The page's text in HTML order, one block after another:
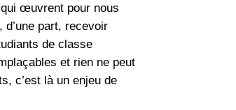
œuvrent pour nous
part, recevoir
de classe
et rien ne peut
c’est là un enjeu de